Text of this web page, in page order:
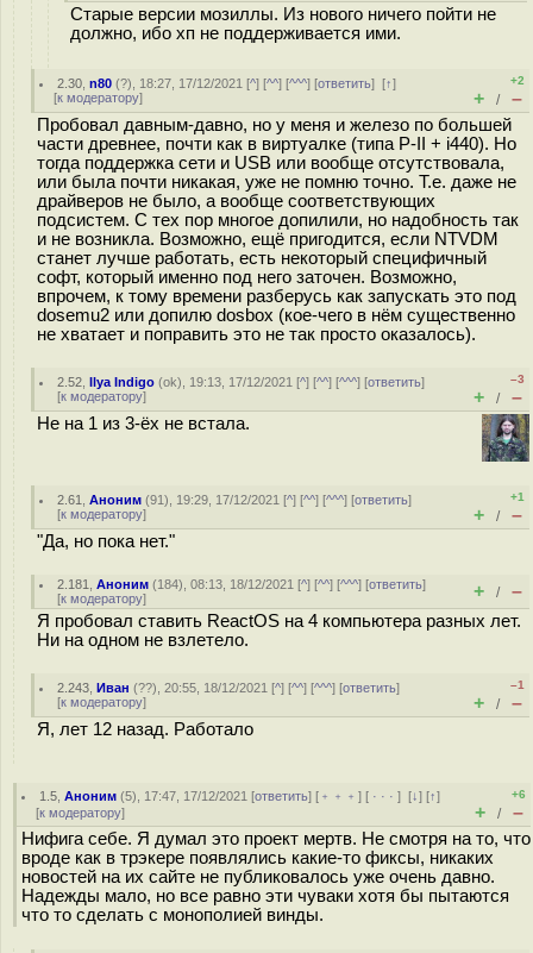
Старые версии мозиллы. Из нового ничего пойти не
должно, ибо хп не поддерживается ими.
2.30 ,n80 (?), 18:27, 17/12/2021 [^] [^^] [^^^] [ответить][↑]
[к модератору]
+2
+ / –
Пробовал давным-давно, но у меня и железо по большей
части древнее, почти как в виртуалке (типа P-II + i440). Но
тогда поддержка сети и USB или вообще отсутствовала,
или была почти никакая, уже не помню точно. Т.е. даже не
драйверов не было, а вообще соответствующих
подсистем. С тех пор многое допилили, но надобность так
и не возникла. Возможно, ещё пригодится, если NTVDM
станет лучше работать, есть некоторый специфичный
софт, который именно под него заточен. Возможно,
впрочем, к тому времени разберусь как запускать это под
dosemu2 или допилю dosbox (кое-чего в нём существенно
не хватает и поправить это не так просто оказалось).
2.52 ,Ilya Indigo (ok), 19:13, 17/12/2021 [^] [^^] [^^^] [ответить]
[к модератору]
–3
+ / –
Не на 1 из 3-ёх не встала.
2.61 ,Аноним (91), 19:29, 17/12/2021 [^] [^^] [^^^] [ответить]
[к модератору]
+1
+ / –
"Да, но пока нет."
2.181 ,Аноним (184), 08:13, 18/12/2021 [^] [^^] [^^^] [ответить]
[к модератору] + / –
Я пробовал ставить ReactOS на 4 компьютера разных лет.
Ни на одном не взлетело.
2.243 ,Иван (??), 20:55, 18/12/2021 [^] [^^] [^^^] [ответить]
[к модератору]
–1
+ / –
Я, лет 12 назад. Работало
1.5 ,Аноним (5), 17:47, 17/12/2021 [ответить] [ ﹢﹢﹢] [ · · ·][↓] [↑]
[к модератору]
+6
+ / –
Нифига себе. Я думал это проект мертв. Не смотря на то, что
вроде как в трэкере появлялись какие-то фиксы, никаких
новостей на их сайте не публиковалось уже очень давно.
Надежды мало, но все равно эти чуваки хотя бы пытаются
что то сделать с монополией винды.